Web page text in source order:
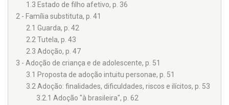
1.3 Estado de filho afetivo, p. 36
2 - Família substituta, p. 41
2.1 Guarda, p. 42
2.2 Tutela, p. 43
2.3 Adoção, p. 47
3 - Adoção de criança e de adolescente, p. 51
3.1 Proposta de adoção intuitu personae, p. 51
3.2 Adoção: finalidades, dificuldades, riscos e ilícitos, p. 53
3.2.1 Adoção "à brasileira", p. 62